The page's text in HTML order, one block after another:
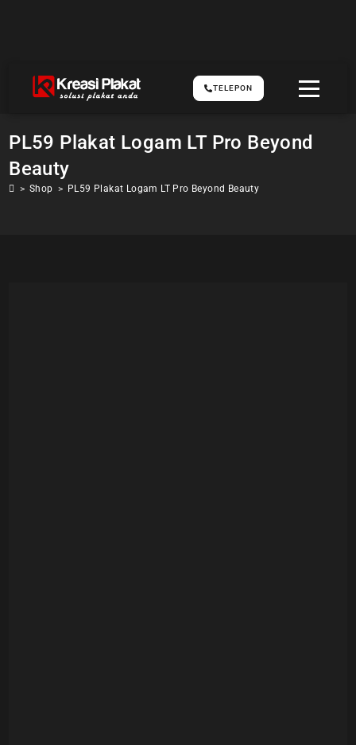
TELEPON
PL59 Plakat Logam LT Pro Beyond
Beauty
> Shop > PL59 Plakat Logam LT Pro Beyond Beauty